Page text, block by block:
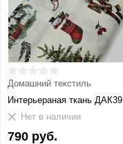
Домашний текстиль
Интерьераная ткань ДАК39
Нет в наличии
790 руб.